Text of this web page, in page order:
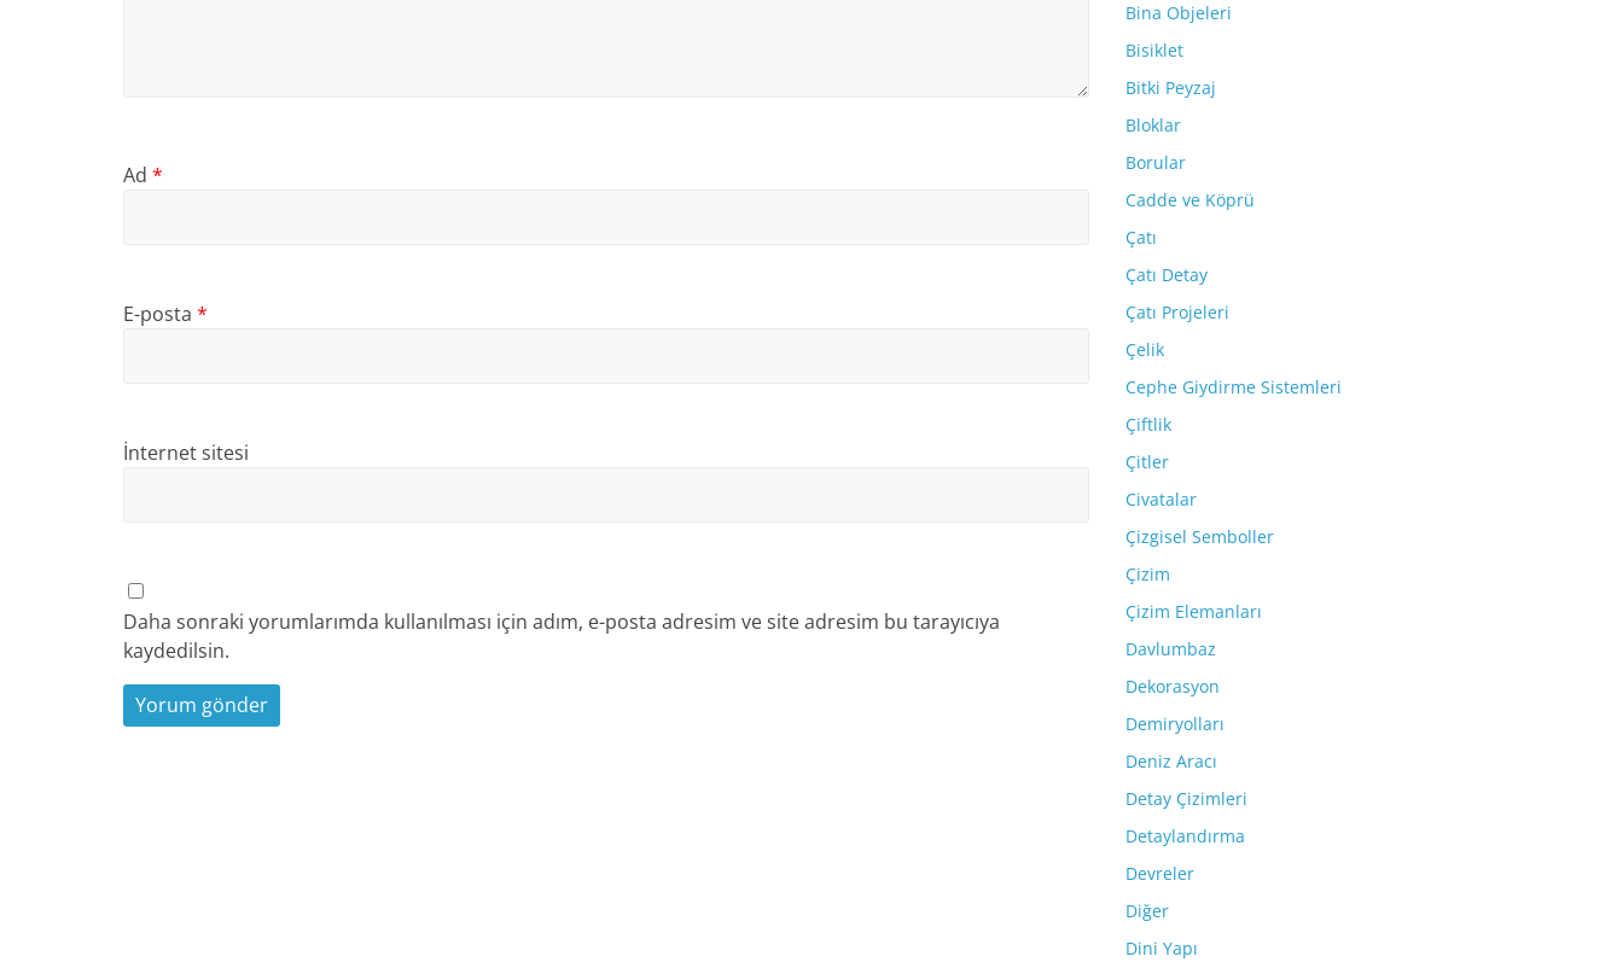
Ad *
E-posta *
İnternet sitesi
Daha sonraki yorumlarımda kullanılması için adım, e-posta adresim ve site adresim bu tarayıcıya
kaydedilsin.
Bina Objeleri
Bisiklet
Bitki Peyzaj
Bloklar
Borular
Cadde ve Köprü
Çatı
Çatı Detay
Çatı Projeleri
Çelik
Cephe Giydirme Sistemleri
Çiftlik
Çitler
Civatalar
Çizgisel Semboller
Çizim
Çizim Elemanları
Davlumbaz
Dekorasyon
Demiryolları
Deniz Aracı
Detay Çizimleri
Detaylandırma
Devreler
Diğer
Dini Yapı